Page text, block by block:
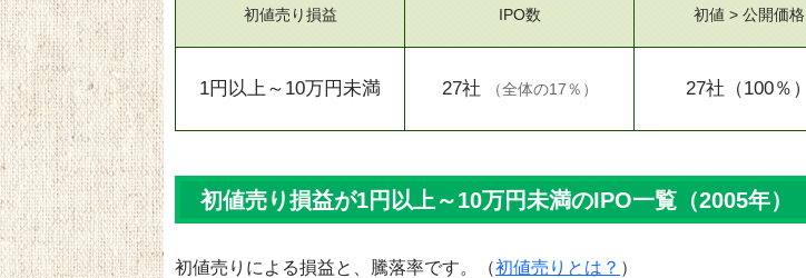
初値売り損益
1円以上～10万円未満
IPO数
27社 （全体の17％ ）
初値 > 公開価格
27社 （100％）
初値売り損益が1円以上～10万円未満のIPO一覧（2005年）
初値売りによる損益と、騰落率です。（初値売りとは？ ）